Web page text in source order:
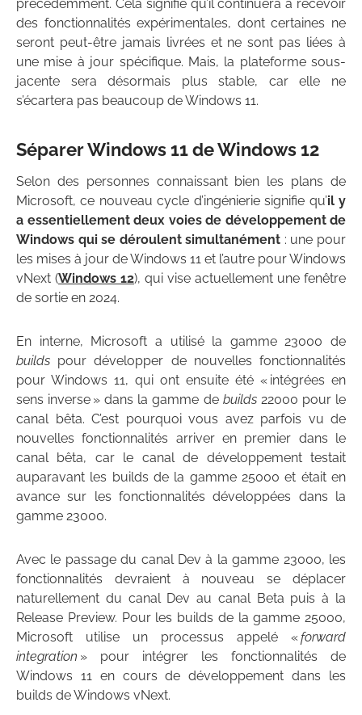
précédemment. Cela signifie qu’il continuera à recevoir
des fonctionnalités expérimentales, dont certaines ne
seront peut-être jamais livrées et ne sont pas liées à
une mise à jour spécifique. Mais, la plateforme sous-
jacente sera désormais plus stable, car elle ne
s’écartera pas beaucoup de Windows 11.
Séparer Windows 11 de Windows 12
Selon des personnes connaissant bien les plans de
Microsoft, ce nouveau cycle d’ingénierie signifie qu’il y
a essentiellement deux voies de développement de
Windows qui se déroulent simultanément : une pour
les mises à jour de Windows 11 et l’autre pour Windows
vNext (Windows 12), qui vise actuellement une fenêtre
de sortie en 2024.
En interne, Microsoft a utilisé la gamme 23000 de
builds pour développer de nouvelles fonctionnalités
pour Windows 11, qui ont ensuite été « intégrées en
sens inverse » dans la gamme de builds22000 pour le
canal bêta. C’est pourquoi vous avez parfois vu de
nouvelles fonctionnalités arriver en premier dans le
canal bêta, car le canal de développement testait
auparavant les builds de la gamme 25000 et était en
avance sur les fonctionnalités développées dans la
gamme 23000.
Avec le passage du canal Dev à la gamme 23000, les
fonctionnalités devraient à nouveau se déplacer
naturellement du canal Dev au canal Beta puis à la
Release Preview. Pour les builds de la gamme 25000,
Microsoft utilise un processus appelé « forward
integration » pour intégrer les fonctionnalités de
Windows 11 en cours de développement dans les
builds de Windows vNext.